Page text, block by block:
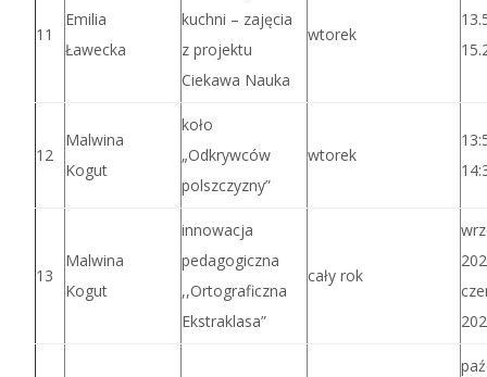
11
Emilia
Ławecka
kuchni – zajęcia
z projektu
Ciekawa Nauka
wtorek
12
Malwina
Kogut
koło
„Odkrywców
polszczyzny”
wtorek
13
Malwina
Kogut
innowacja
pedagogiczna
,,Ortograficzna
Ekstraklasa”
cały rok